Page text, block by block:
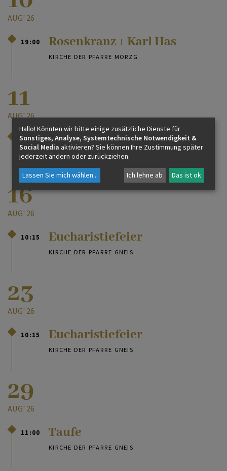
AUG' 26
19:00 Rosenkranz + Karl Has
KIRCHE DER PFARRE MORZG
11
AUG' 26
12:00 Begräbnis + Karl Has
KIRCHE DER PFARRE GNEIS
16
AUG' 26
10:15 Eucharistiefeier
KIRCHE DER PFARRE GNEIS
23
AUG' 26
10:15 Eucharistiefeier
KIRCHE DER PFARRE GNEIS
29
AUG' 26
11:00 Taufe
KIRCHE DER PFARRE GNEIS
Hallo! Könnten wir bitte einige zusätzliche Dienste für
Sonstiges, Analyse, Systemtechnische Notwendigkeit &
Social Media aktivieren? Sie können Ihre Zustimmung später
jederzeit ändern oder zurückziehen.
Lassen Sie mich wählen... Ich lehne ab Das ist ok